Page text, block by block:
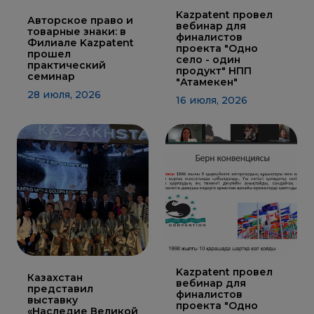
ИНТЕРАКТИВНАЯ
КАРТА
ИНТЕРАКТИВНАЯ
ГЕОГРАФИЧЕСКИХ
УКАЗАНИЙ И
МЕСТ
ИНТЕРАКТИВНАЯ
КАРТА
ПОТЕНЦИАЛЬНЫХ
ГУ И НМПТ
FAQ/
ВОПРОС
- ОТВЕТ
ПОИСК
Авторское право и
товарные знаки: в
Филиале Kazpatent
прошел
практический
семинар
28 июля, 2026
Kazpatent провел
вебинар для
финалистов
проекта "Одно
село - один
продукт" НПП
"Атамекен"
16 июля, 2026
Казахстан
представил
выставку
Kazpatent провел
вебинар для
финалистов
проекта "Одно